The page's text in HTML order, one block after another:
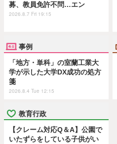
募、教員免許不問…エン
2026.8.7 Fri 19:15
事例
「地方・単科」の室蘭工業大
学が示した大学DX成功の処方
箋
2026.8.4 Tue 12:15
教育行政
【クレーム対応Q＆A】公園で
いたずらをしている子供がい